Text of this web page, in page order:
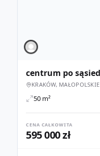
KRAKÓW, MAŁOPOLSKIE
50 m²
CENA CAŁKOWITA
595 000 zł